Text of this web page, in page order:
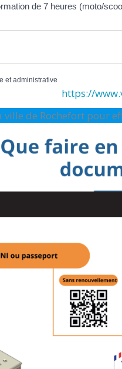
de 7 heures (moto/
et administrative
https://
de Rochefort pour